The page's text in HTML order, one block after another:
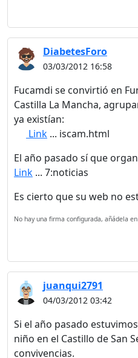
DiabetesForo
03/03/2012 16:58
Fucamdi se convirtió en
Castilla La Mancha,
ya existían:
Link ... iscam.html
El año pasado sí que
Link ... 7:noticias
Es cierto que su web no
No hay una firma configurada, añádela
juanqui2791
04/03/2012 03:42
Si el año pasado
niño en el Castillo de San
convivencias.